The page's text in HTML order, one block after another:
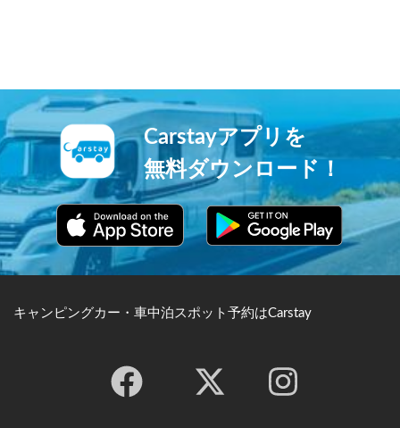
花々や動物にも囲まれ、生命
の憐れみを感じることが出来
ます。
長男を授かったことから、市
川家は「成田屋」を屋号とし
ました。三重塔平和の大塔成
田山公園と見所満点の寺院で
す。
Carstayアプリを
無料ダウンロード！
キャンピングカー・車中泊スポット予約はCarstay